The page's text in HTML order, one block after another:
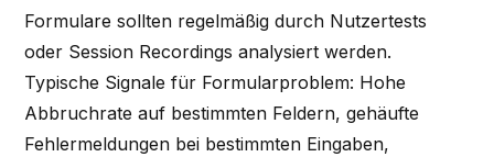
Formulare sollten regelmäßig durch Nutzertests
oder Session Recordings analysiert werden.
Typische Signale für Formularproblem: Hohe
Abbruchrate auf bestimmten Feldern, gehäufte
Fehlermeldungen bei bestimmten Eingaben,